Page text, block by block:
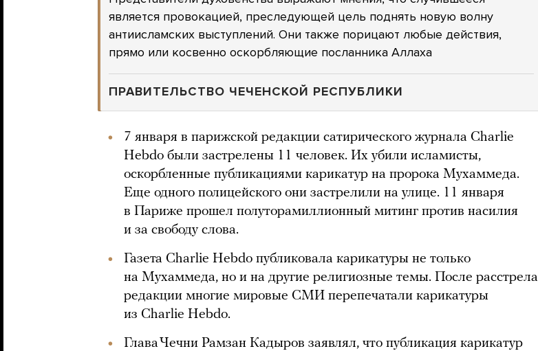
является провокацией, преследующей цель поднять новую волну
антиисламских выступлений. Они также порицают любые действия,
прямо или косвенно оскорбляющие посланника Аллаха
ПРАВИТЕЛЬСТВО ЧЕЧЕНСКОЙ РЕСПУБЛИКИ
7 января в парижской редакции сатирического журнала Charlie
Hebdo были застрелены 11 человек. Их убили исламисты,
оскорбленные публикациями карикатур на пророка Мухаммеда.
Еще одного полицейского они застрелили на улице. 11 января
в Париже прошел полуторамиллионный митинг против насилия
и за свободу слова.
Газета Charlie Hebdo публиковала карикатуры не только
на Мухаммеда, но и на другие религиозные темы. После расстрела
редакции многие мировые СМИ перепечатали карикатуры
из Charlie Hebdo.
Глава Чечни Рамзан Кадыров заявлял, что публикация карикатур